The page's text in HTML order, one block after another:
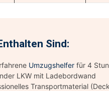
Sind:
Umzugshelfer für 4
LKW mit Ladebordwand
Transportmaterial